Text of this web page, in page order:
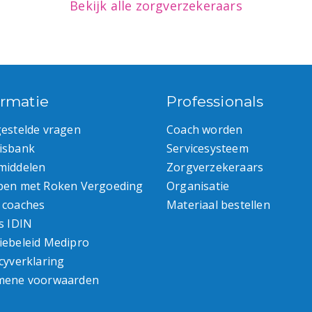
Bekijk alle zorgverzekeraars
vragen
met Roken Vergoeding
IDIN
Medipro
voorwaarden
Professionals
Coach worden
Servicesysteem
Zorgverzekeraars
Organisatie
Materiaal bestellen